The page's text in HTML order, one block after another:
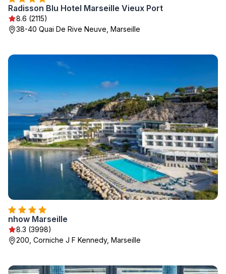
Radisson Blu Hotel Marseille Vieux Port
8.6 (2115)
38-40 Quai De Rive Neuve, Marseille
nhow Marseille
8.3 (3998)
200, Corniche J F Kennedy, Marseille